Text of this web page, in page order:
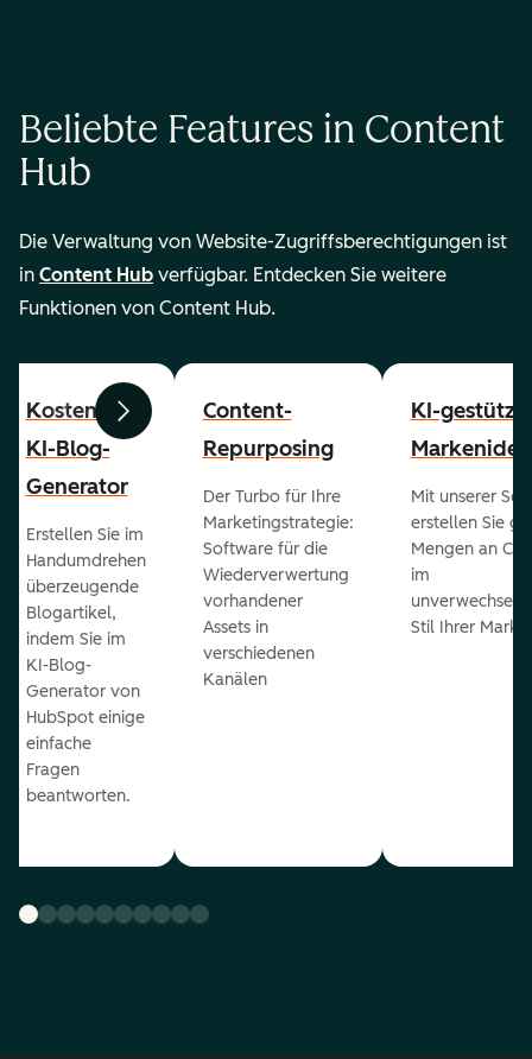
Beliebte Features in Content
Hub
Die Verwaltung von Website-Zugriffsberechtigungen ist
in Content Hub verfügbar. Entdecken Sie weitere
Funktionen von Content Hub.
ZurückWeiter
Kostenloser
KI-Blog-
Generator
Erstellen Sie im
Handumdrehen
überzeugende
Blogartikel,
indem Sie im
KI-Blog-
Generator von
HubSpot einige
einfache
Fragen
beantworten.
Content-
Repurposing
Der Turbo für Ihre
Marketingstrategie:
Software für die
Wiederverwertung
vorhandener
Assets in
verschiedenen
Kanälen
KI-
Mit unserer
erstellen Sie
Mengen an
im
Stil Ihrer Marke.